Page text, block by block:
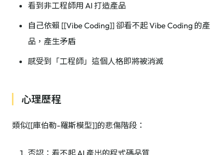
看到非工程師用 AI 打造產品
自己依賴 [[Vibe Coding]] 卻看不起 Vibe Coding 的產
品，產生矛盾
感受到「工程師」這個人格即將被消滅
心理歷程
類似[[庫伯勒-羅斯模型]]的悲傷階段：
否認：看不起 AI 產出的程式碼品質